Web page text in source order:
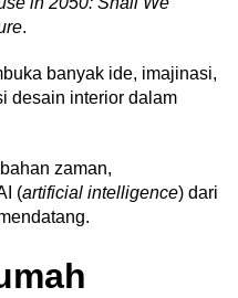
.
banyak ide, imajinasi,
desain interior dalam
zaman,
(artificial intelligence) dari